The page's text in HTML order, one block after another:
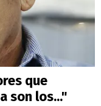
que
son los..."